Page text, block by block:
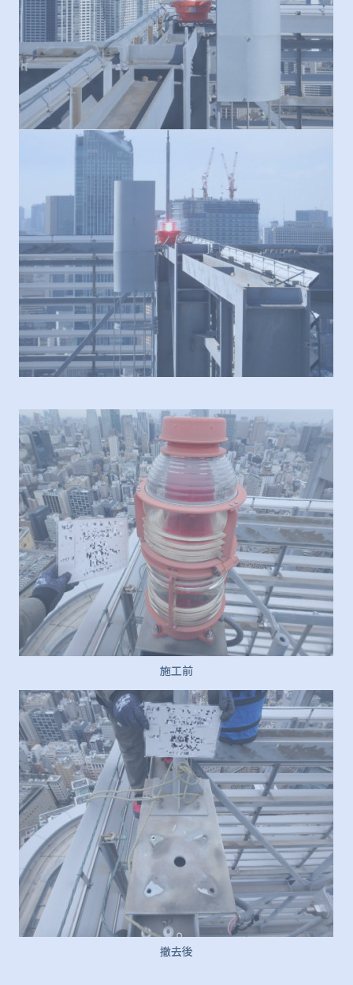
施工前
撤去後